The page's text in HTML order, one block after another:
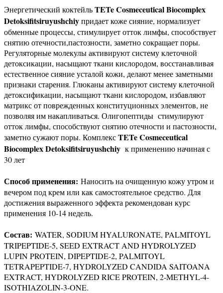
Энергетический коктейльTETe Cosmeceutical Biocomplex
Detoksifitsiruyushchiyпридает коже сияние, нормализует
обменные процессы, стимулирует отток лимфы, способствует
снятию отечности,пастозности, заметно сокращает поры.
Регуляторные молекулы активируют систему клеточной
детоксикации, насыщают ткани кислородом, восстанавливая
естественное сияние усталой кожи, делают менее заметными
признаки старения. Глюканы активируют систему клеточной
детоксификации, насыщают ткани кислородом, избавляют
матрикс от поврежденных конституционных элементов, не
позволяя им накапливаться. Олигопептиды стимулируют
отток лимфы, способствуют снятию отечности и пастозности,
заметно сужают поры. КомплексTETe Cosmeceutical
Biocomplex Detoksifitsiruyushchiy к применению начиная с
30 лет
Способ применения: Наносить на очищенную кожу утром и
вечером под крем или как самостоятельное средство. Для
достижения выраженного эффекта рекомендован курс
применения 10-14 недель.
Состав: WATER, SODIUM HYALURONATE, PALMITOYL
TRIPEPTIDE-5, SEED EXTRACT AND HYDROLYZED
LUPIN PROTEIN, DIPEPTIDE-2, PALMITOYL
TETRAPEPTIDE-7, HYDROLYZED CANDIDA SAITOANA
EXTRACT, HYDROLYZED RICE PROTEIN, 2-METHYL-4-
ISOTHIAZOLIN-3-ONE.